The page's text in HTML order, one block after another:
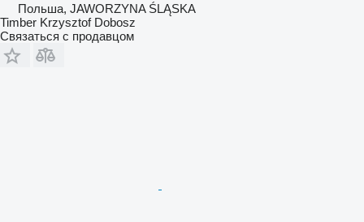
Польша, JAWORZYNA ŚLĄSKA
Timber Krzysztof Dobosz
Связаться с продавцом